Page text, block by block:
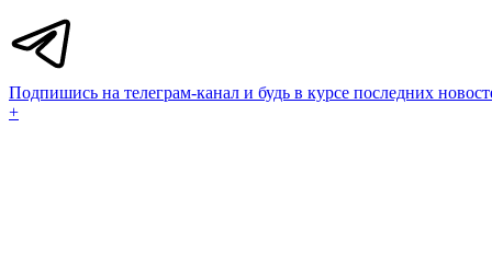
Подпишись на телеграм-канал и будь в курсе последних
+